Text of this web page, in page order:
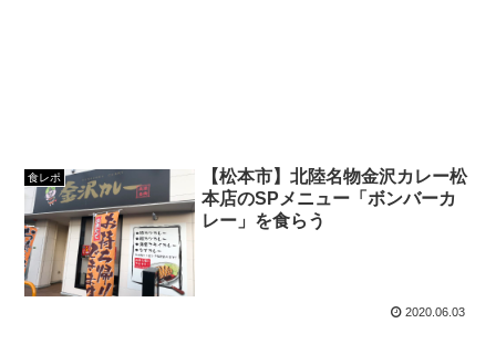
食レポ
【松本市】北陸名物金沢カレー松
本店のSPメニュー「ボンバーカ
レー」を食らう
2020.06.03